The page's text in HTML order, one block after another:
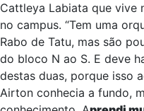
Cattleya Labiata que vive
no campus. “Tem uma
Rabo de Tatu, mas são
do bloco N ao S. E deve
destas duas, porque isso
Airton conhecia a fundo,